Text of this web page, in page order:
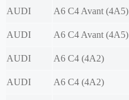
AUDI
A6 C4 Avant (4A5)
AUDI
A6 C4 Avant (4A5)
AUDI
A6 C4 (4A2)
AUDI
A6 C4 (4A2)